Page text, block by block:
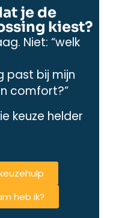
je de
kiest?
Niet: “welk
past bij mijn
comfort?”
keuze helder
heb ik?